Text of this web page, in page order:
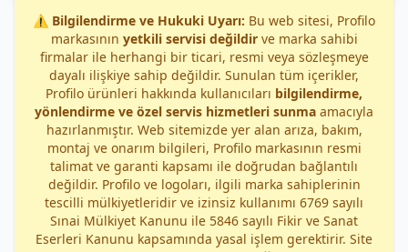
⚠️ Bilgilendirme ve Hukuki Uyarı: Bu web sitesi, Profilo
markasının yetkili servisi değildirve marka sahibi
firmalar ile herhangi bir ticari, resmi veya sözleşmeye
dayalı ilişkiye sahip değildir. Sunulan tüm içerikler,
Profilo ürünleri hakkında kullanıcıları bilgilendirme,
yönlendirme ve özel servis hizmetleri sunma amacıyla
hazırlanmıştır. Web sitemizde yer alan arıza, bakım,
montaj ve onarım bilgileri, Profilo markasının resmi
talimat ve garanti kapsamı ile doğrudan bağlantılı
değildir. Profilo ve logoları, ilgili marka sahiplerinin
tescilli mülkiyetleridir ve izinsiz kullanımı 6769 sayılı
Sınai Mülkiyet Kanunu ile 5846 sayılı Fikir ve Sanat
Eserleri Kanunu kapsamında yasal işlem gerektirir. Site